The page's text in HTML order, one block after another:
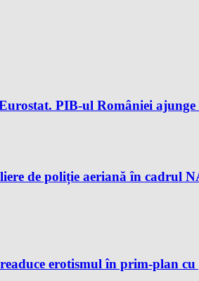
PIB-ul României ajunge
de poliție aeriană în cadrul
erotismul în prim-plan